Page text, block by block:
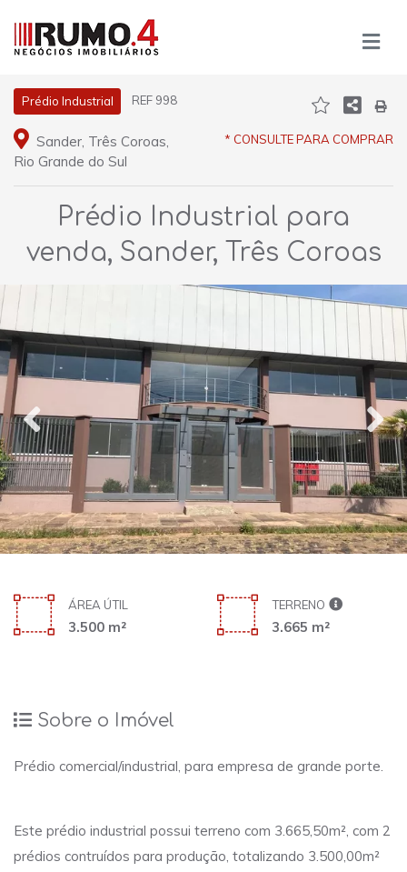
Prédio Industrial REF 998
Sander, Três Coroas,
Rio Grande do Sul
* CONSULTE PARA COMPRAR
Prédio Industrial para
venda, Sander, Três Coroas
ÁREA ÚTIL
3.500 m²
TERRENO
3.665 m²
Sobre o Imóvel
Prédio comercial/industrial, para empresa de grande porte.
Este prédio industrial possui terreno com 3.665,50m², com 2
prédios contruídos para produção, totalizando 3.500,00m²